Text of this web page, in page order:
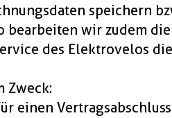
speichern
wir zudem die
des Elektrovelos
Zweck:
einen